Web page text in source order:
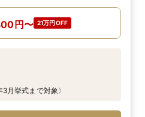
円〜 21万円OFF
月挙式まで対象〉